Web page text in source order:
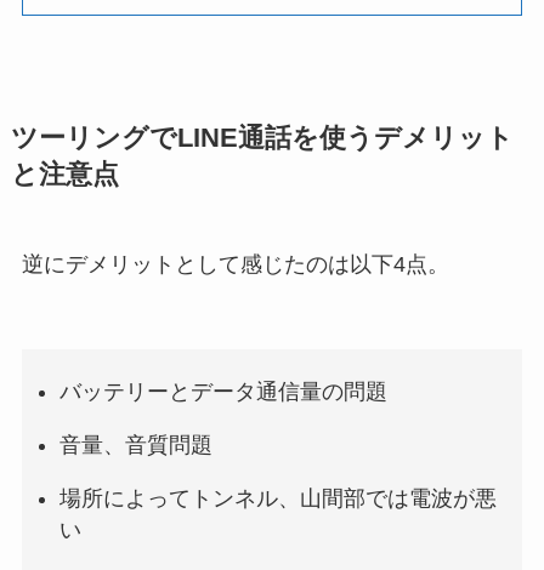
ツーリングでLINE通話を使うデメリット
と注意点
逆にデメリットとして感じたのは以下4点。
バッテリーとデータ通信量の問題
音量、音質問題
場所によってトンネル、山間部では電波が悪
い